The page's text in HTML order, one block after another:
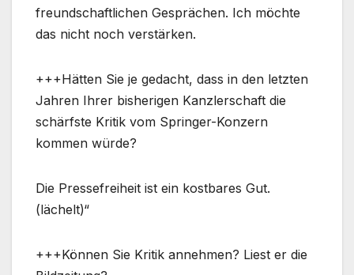
freundschaftlichen Gesprächen. Ich möchte
das nicht noch verstärken.
+++Hätten Sie je gedacht, dass in den letzten
Jahren Ihrer bisherigen Kanzlerschaft die
schärfste Kritik vom Springer-Konzern
kommen würde?
Die Pressefreiheit ist ein kostbares Gut.
(lächelt)“
+++Können Sie Kritik annehmen? Liest er die